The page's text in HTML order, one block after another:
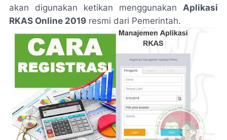
akan digunakan ketikan menggunakan Aplikasi
RKAS Online 2019 resmi dari Pemerintah.